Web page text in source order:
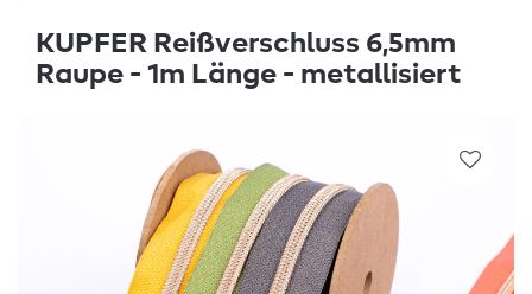
KUPFER Reißverschluss 6,5mm
Raupe - 1m Länge - metallisiert